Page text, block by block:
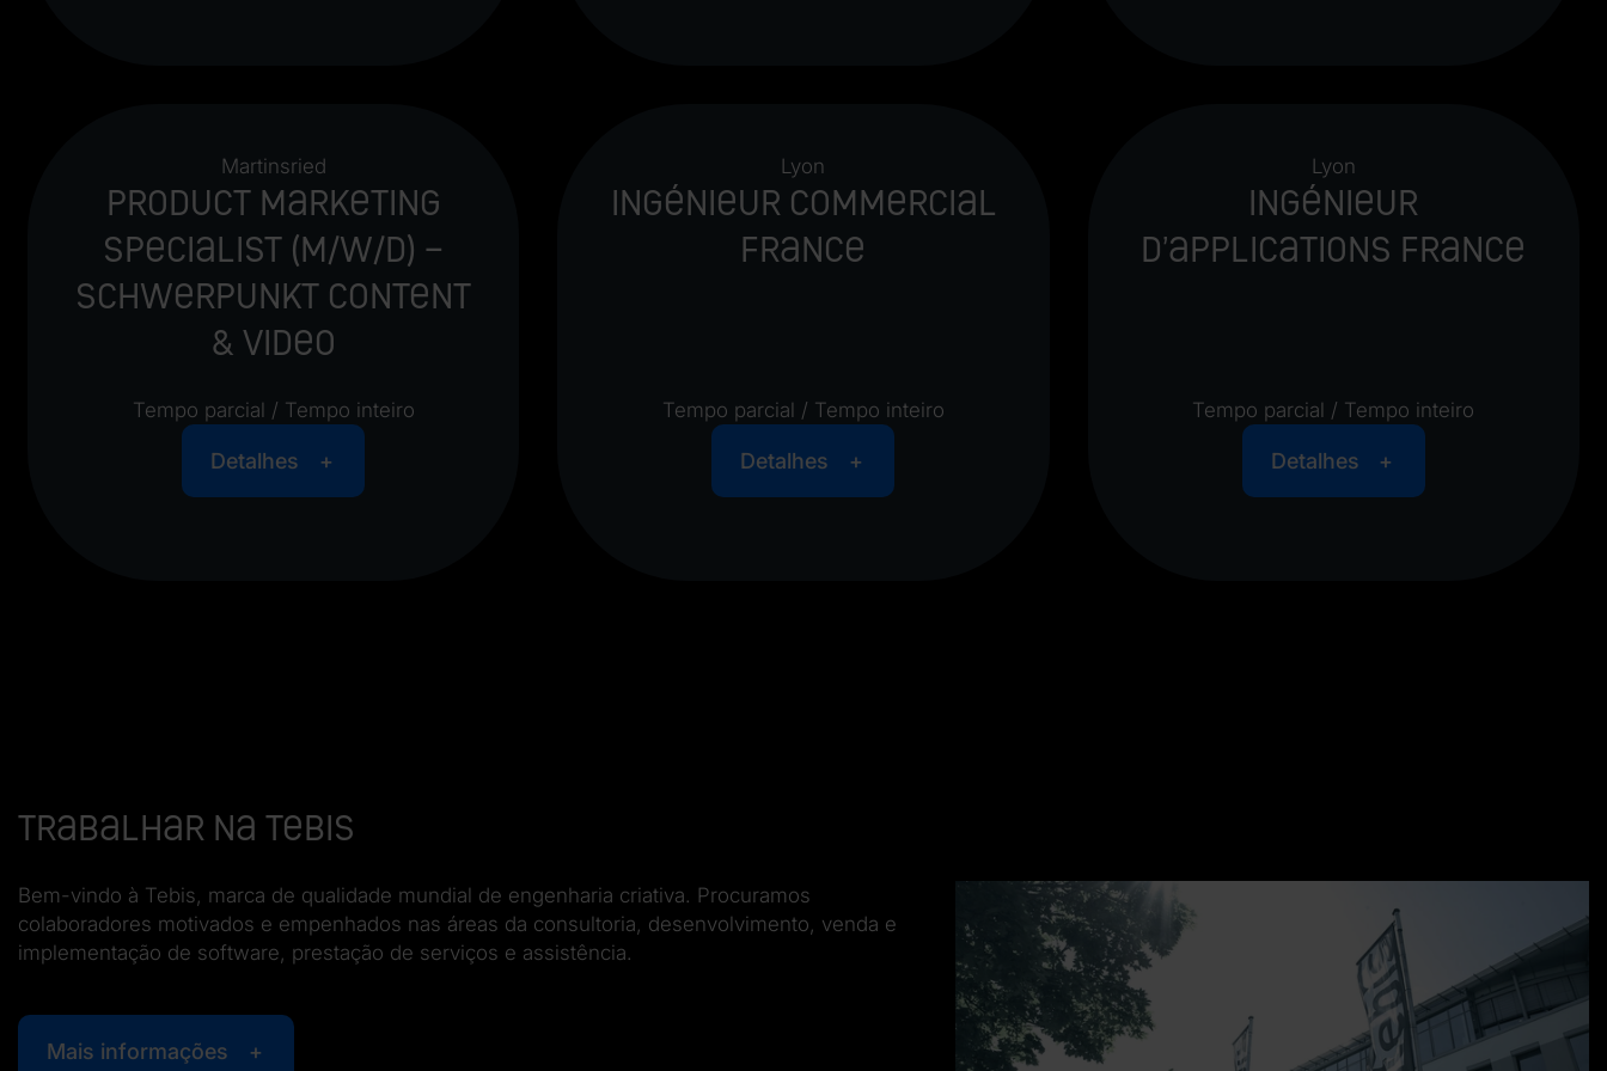
Martinsried
Product Marketing
Specialist (m/w/d) –
Schwerpunkt Content
& Video
Tempo parcial / Tempo inteiro
Detalhes
Lyon
Ingénieur Commercial
France
Tempo parcial / Tempo inteiro
Detalhes
Lyon
Ingénieur
d’applications France
Tempo parcial / Tempo inteiro
Detalhes
Trabalhar na Tebis
Bem-vindo à Tebis, marca de qualidade mundial de engenharia criativa. Procuramos
colaboradores motivados e empenhados nas áreas da consultoria, desenvolvimento, venda e
implementação de software, prestação de serviços e assistência.
Mais informações